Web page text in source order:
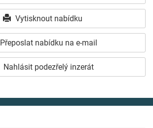
Vytisknout nabídku
Přeposlat nabídku na e-mail
Nahlásit podezřelý inzerát